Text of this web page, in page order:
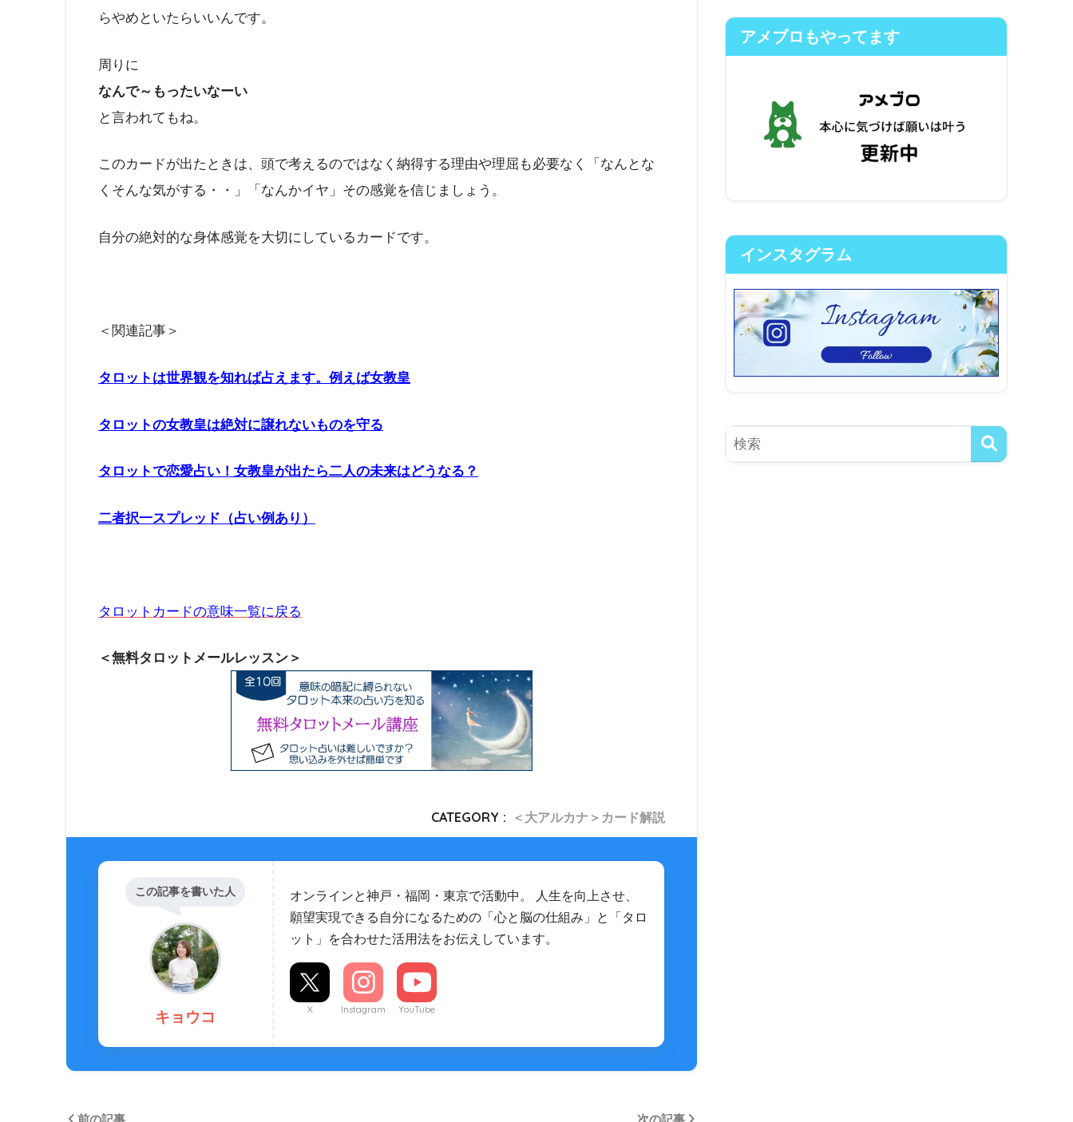
らやめといたらいいんです。
周りに
なんで～もったいなーい
と言われてもね。
このカードが出たときは、頭で考えるのではなく納得する理由や理屈も必要なく「なんとな
くそんな気がする・・」「なんかイヤ」その感覚を信じましょう。
自分の絶対的な身体感覚を大切にしているカードです。
＜関連記事＞
タロットは世界観を知れば占えます。例えば女教皇
タロットの女教皇は絶対に譲れないものを守る
タロットで恋愛占い！女教皇が出たら二人の未来はどうなる？
二者択一スプレッド（占い例あり）
タロットカードの意味一覧に戻る
＜無料タロットメールレッスン＞
CATEGORY : ＜大アルカナ＞カード解説
この記事を書いた人
キョウコ
オンラインと神戸・福岡・東京で活動中。 人生を向上させ、
願望実現できる自分になるための「心と脳の仕組み」と「タロ
ット」を合わせた活用法をお伝えしています。
X Instagram YouTube
前の記事 次の記事
アメブロもやってます
インスタグラム